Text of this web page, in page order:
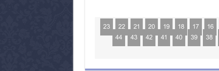
16
17
18
19
20
21
22
23
38
39
40
41
42
43
44